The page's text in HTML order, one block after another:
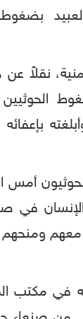
العبيد
نقلاً
أمس
في
ومنحهم
في مكتب